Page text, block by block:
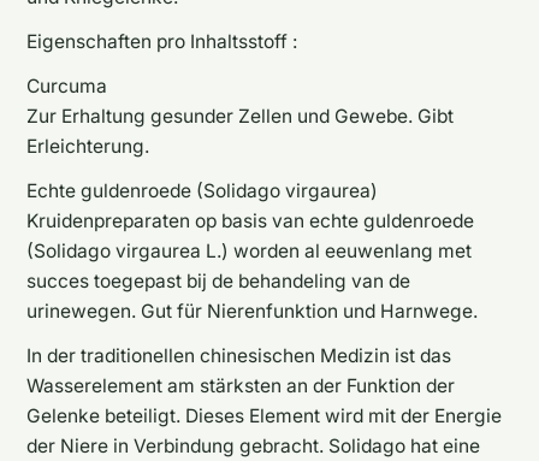
Eigenschaften pro Inhaltsstoff :
Curcuma
Zur Erhaltung gesunder Zellen und Gewebe. Gibt
Erleichterung.
Echte guldenroede (Solidago virgaurea)
Kruidenpreparaten op basis van echte guldenroede
(Solidago virgaurea L.) worden al eeuwenlang met
succes toegepast bij de behandeling van de
urinewegen. Gut für Nierenfunktion und Harnwege.
In der traditionellen chinesischen Medizin ist das
Wasserelement am stärksten an der Funktion der
Gelenke beteiligt. Dieses Element wird mit der Energie
der Niere in Verbindung gebracht. Solidago hat eine